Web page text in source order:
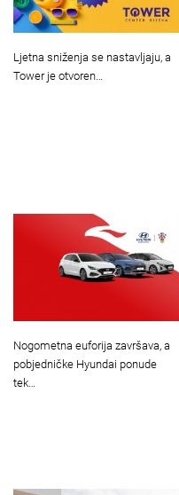
Ljetna sniženja se nastavljaju, a
Tower je otvoren…
Nogometna euforija završava, a
pobjedničke Hyundai ponude
tek…